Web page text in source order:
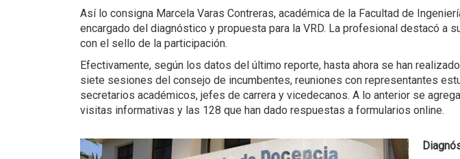
Así lo consigna Marcela Varas Contreras, académica de la Facultad de
encargado del diagnóstico y propuesta para la VRD. La profesional destacó a
con el sello de la participación.
Efectivamente, según los datos del último reporte, hasta ahora se han
siete sesiones del consejo de incumbentes, reuniones con representantes
secretarios académicos, jefes de carrera y vicedecanos. A lo anterior se
visitas informativas y las 128 que han dado respuestas a formularios online.